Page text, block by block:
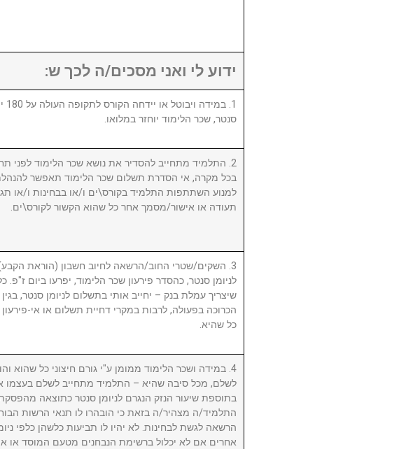
ידוע לי ואני מסכים/ה לכך ש:
1.
סנטר, שכר הלימוד יוחזר במלואו.
2. התלמיד מתחייב להסדיר את נושא שכר הלימוד לפני
בכל מקרה, אי הסדרת תשלום שכר הלימוד תאפשר
למנוע השתתפות התלמיד בקורס\ים ו/או בבחינות ו/או
תעודה או אישור/מסמך אחר כל שהוא הקשור לקורס\ים.
3. השקים/שטרי החוב/הרשאה לחיוב חשבון (הוראת
לניומן סנטר, כהסדר פירעון שכר הלימוד, יפרעו ביום ז"פ.
שיצריך עמלת בנק – יחייב אותי בתשלום לניומן סנטר,
הכרוכה בפעולה, לרבות במקרי דחיית תשלום או אי-
כל שהיא.
4. במידה ושכר הלימוד ממומן ע"י גורם חיצוני כל שהוא
לשלם, מכל סיבה שהיא – התלמיד מתחייב לשלם בעצמו
בתוספת שיעור הנזק הנגרם לניומן סנטר כתוצאה
התלמיד/ה מצהיר/ה בזאת כי הובהרו לו תנאי הרשות
הרשאה לגשת לבחינות. לא יהיו לו תביעות כלשהן כלפי
אחרים אם לא יכלול ברשימת הנבחנים מטעם המוסד או